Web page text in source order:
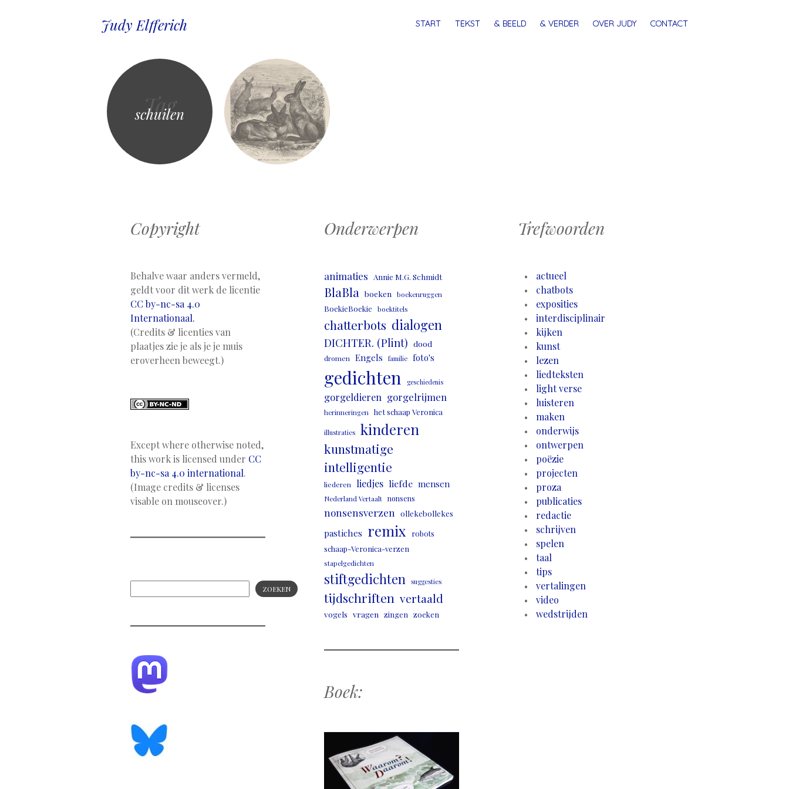
Judy Elfferich MENU
SPRINGSTART TEKST & BEELD & VERDER OVER JUDY CONTACT
Tag
schuilen
Copyright
Behalve waar anders vermeld,
geldt voor dit werk de licentie
CC by-nc-sa 4.0
Internationaal.
(Credits & licenties van
plaatjes zie je als je je muis
eroverheen beweegt.)
Except where otherwise noted,
this work is licensed under CC
by-nc-sa 4.0 international.
(Image credits & licenses
visable on mouseover.)
ZOEKEN
Onderwerpen
animaties Annie M.G. Schmidt
BlaBla boeken boekenruggen
BoekieBoekie boektitels
chatterbots dialogen
DICHTER. (Plint) dood
dromen Engels familie foto's
gedichten geschiedenis
gorgeldieren gorgelrijmen
herinneringen het schaap Veronica
illustraties kinderen
kunstmatige
intelligentie
liederen liedjes liefde mensen
Nederland Vertaalt nonsens
nonsensverzen ollekebollekes
pastiches remix
robots
schaap-Veronica-verzen
stapelgedichten
stiftgedichten suggesties
tijdschriften vertaald
vogels vragen zingen zoeken
Boek:
Trefwoorden
actueel
chatbots
exposities
interdisciplinair
kijken
kunst
lezen
liedteksten
light verse
luisteren
maken
onderwijs
ontwerpen
poëzie
projecten
proza
publicaties
redactie
schrijven
spelen
taal
tips
vertalingen
video
wedstrijden